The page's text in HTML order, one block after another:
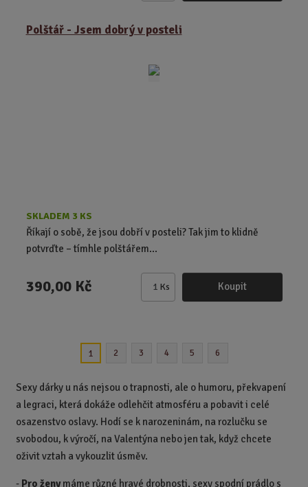
t
Polštář - Jsem dobrý v posteli
SKLADEM 3 KS
Říkají o sobě, že jsou dobří v posteli? Tak jim to klidně
potvrďte – tímhle polštářem...
390,00 Kč
Z
p
o
t
Ks Koupit
1 2 3 4 5 6
Sexy dárky u nás nejsou o trapnosti, ale o humoru, překvapení
a legraci, která dokáže odlehčit atmosféru a pobavit i celé
osazenstvo oslavy. Hodí se k narozeninám, na rozlučku se
svobodou, k výročí, na Valentýna nebo jen tak, když chcete
oživit vztah a vykouzlit úsměv.
- Pro ženymáme různé hravé drobnosti, sexy spodní prádlo s